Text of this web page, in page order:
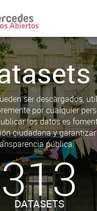
ser descargados,
por cualquier
los datos es
ciudadana y
pública.
313
DATASETS